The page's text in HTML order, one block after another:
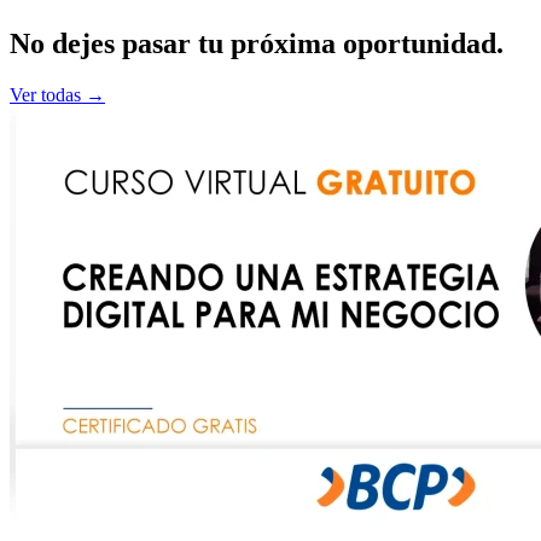
No dejes pasar tu próxima oportunidad.
Ver todas →